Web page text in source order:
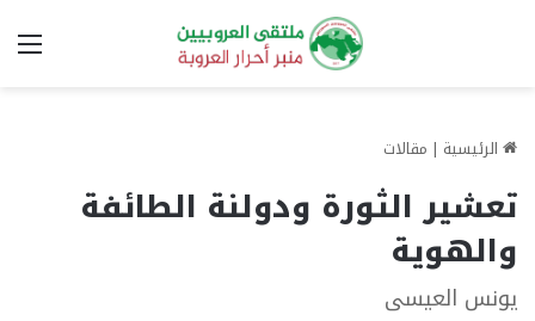
الرئيسية | مقالات
تعشير الثورة ودولنة الطائفة
والهوية
يونس العيسى